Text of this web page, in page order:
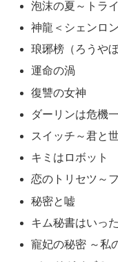
泡沫の夏～トラ
神龍＜シェンロ
琅琊榜（ろうや
運命の渦
復讐の女神
ダーリンは危機一
スイッチ～君と
キミはロボット
恋のトリセツ～
秘密と嘘
キム秘書はいっ
寵妃の秘密 ～私